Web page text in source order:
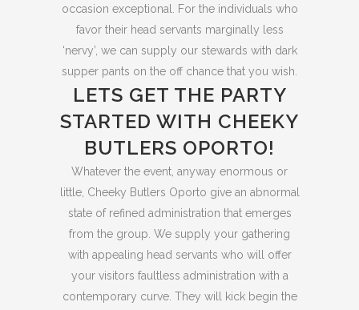
occasion exceptional. For the individuals who
favor their head servants marginally less
‘nervy’, we can supply our stewards with dark
supper pants on the off chance that you wish.
LETS GET THE PARTY
STARTED WITH CHEEKY
BUTLERS OPORTO!
Whatever the event, anyway enormous or
little, Cheeky Butlers Oporto give an abnormal
state of refined administration that emerges
from the group. We supply your gathering
with appealing head servants who will offer
your visitors faultless administration with a
contemporary curve. They will kick begin the